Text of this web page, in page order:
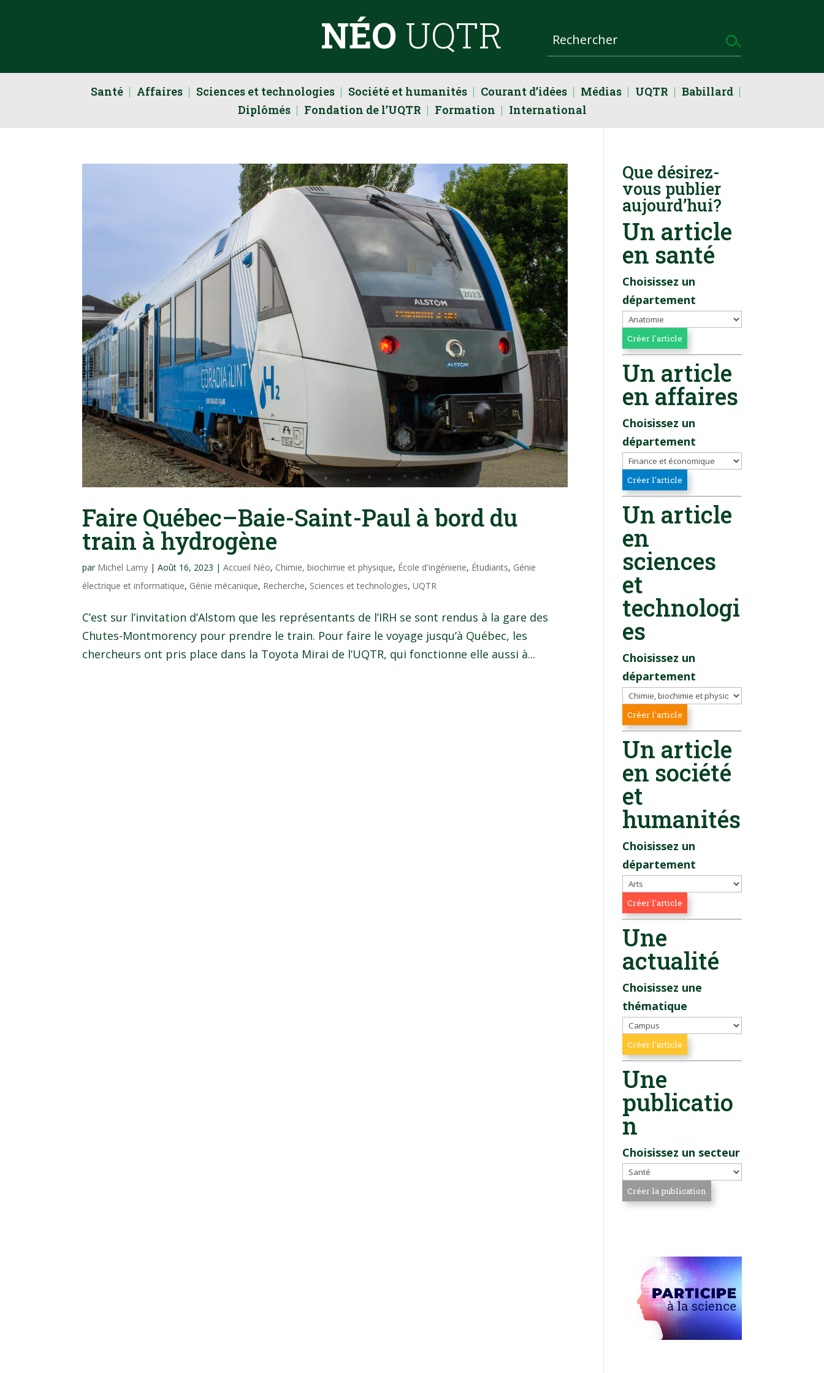
NÉO UQTR
Santé Affaires Sciences et technologies Société et humanités Courant d’idées Médias UQTR
Babillard
Diplômés
Fondation de l’UQTR Formation International
Faire Québec–Baie-Saint-Paul à bord du
train à hydrogène
par Michel Lamy |Août 16, 2023 |Accueil Néo, Chimie, biochimie et physique, École d'ingénierie, Étudiants, Génie
électrique et informatique, Génie mécanique, Recherche, Sciences et technologies,UQTR
C’est sur l’invitation d’Alstom que les représentants de l’IRH se sont rendus à la gare des
Chutes-Montmorency pour prendre le train. Pour faire le voyage jusqu’à Québec, les
chercheurs ont pris place dans la Toyota Mirai de l’UQTR, qui fonctionne elle aussi à...
Que désirez-
vous publier
aujourd’hui?
Un article
en santé
Choisissez un
département
Un article
en affaires
Choisissez un
département
Un article
en
sciences
et
technologi
es
Choisissez un
département
Un article
en société
et
humanités
Choisissez un
département
Une
actualité
Choisissez une
thématique
Une
publicatio
n
Choisissez un secteur